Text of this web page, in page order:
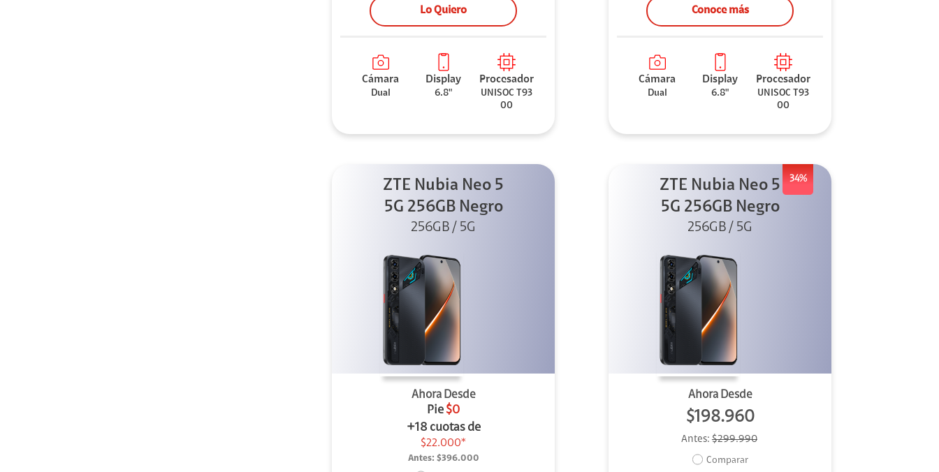
Lo Quiero
Cámara
Dual
Display
6.8"
Procesador
UNISOC T93
00
Conoce más
Cámara
Dual
Display
6.8"
Procesador
UNISOC T93
00
ZTE Nubia Neo 5
5G 256GB Negro
256GB / 5G
Ahora Desde
Pie $0
+18 cuotas de
$22.000*
Antes: $396.000
34%
ZTE Nubia Neo 5
5G 256GB Negro
256GB / 5G
Ahora Desde
$198.960
Antes: $299.990
Comparar